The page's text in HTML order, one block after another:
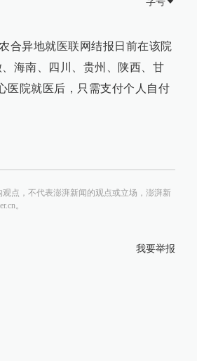
合异地就医联网结报日前在该院
海南、四川、贵州、陕西、甘
医院就医后，只需支付个人自付
点，不代表澎湃新闻的观点或立场，澎湃新
。
我要举报